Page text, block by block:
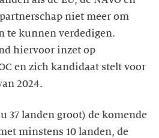
niet meer om
te kunnen verdedigen.
hiervoor inzet op
en zich kandidaat stelt voor
2024.
37 landen groot) de komende
minstens 10 landen, de